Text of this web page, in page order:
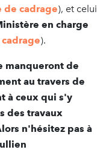
de cadrage), et celui
en charge
).
manqueront de
au travers de
à ceux qui s'y
des travaux
n'hésitez pas à